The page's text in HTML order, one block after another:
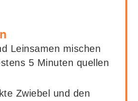
Leinsamen mischen
5 Minuten quellen
Zwiebel und den